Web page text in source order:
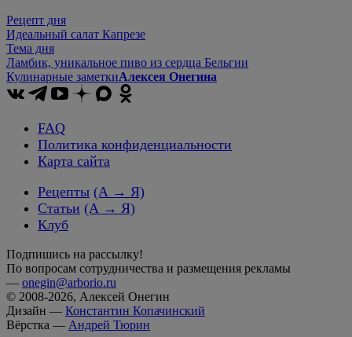
Рецепт дня
Идеальный салат Капрезе
Тема дня
Ламбик, уникальное пиво из сердца Бельгии
Кулинарные заметкиАлексея Онегина
FAQ
Политика конфиденциальности
Карта сайта
Рецепты (А → Я)
Статьи (А → Я)
Клуб
Подпишись на рассылку!
По вопросам сотрудничества и размещения рекламы
— onegin@arborio.ru
© 2008-2026, Алексей Онегин
Дизайн — Константин Копачинский
Вёрстка — Андрей Тюрин